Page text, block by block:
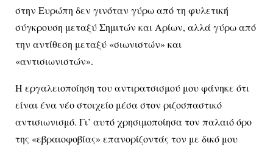
στην Ευρώπη δεν γινόταν γύρω από τη φυλετική
σύγκρουση μεταξύ Σημιτών και Αρίων, αλλά γύρω από
την αντίθεση μεταξύ «σιωνιστών» και
«αντισιωνιστών».
Η εργαλειοποίηση του αντιρατσισμού μου φάνηκε ότι
είναι ένα νέο στοιχείο μέσα στον ριζοσπαστικό
αντισιωνισμό. Γι’ αυτό χρησιμοποίησα τον παλαιό όρο
της «εβραιοφοβίας» επανορίζοντάς τον με δικό μου